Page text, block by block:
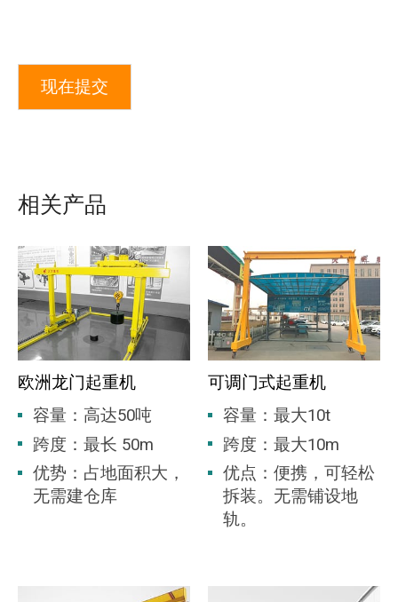
现在提交
相关产品
欧洲龙门起重机
容量：高达50吨
跨度：最长 50m
优势：占地面积大，
无需建仓库
可调门式起重机
容量：最大10t
跨度：最大10m
优点：便携，可轻松
拆装。无需铺设地
轨。